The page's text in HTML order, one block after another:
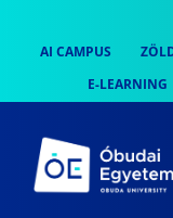
content
AI CAMPUS
E-LEARNING